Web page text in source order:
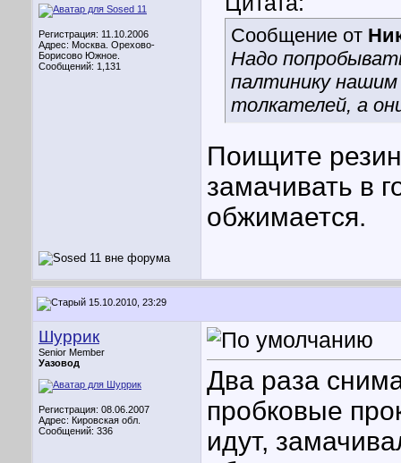
Регистрация: 11.10.2006
Адрес: Москва. Орехово-
Борисово Южное.
Сообщений: 1,131
Сообщение от
Надо
палтинику нашим
толкателей, а
Поищите
замачивать в
обжимается.
15.10.2010, 23:29
Шуррик
Senior Member
Уазовод
Регистрация: 08.06.2007
Адрес: Кировская обл.
Сообщений: 336
Два раза
пробковые
идут,